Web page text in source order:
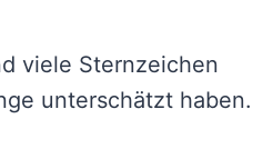
viele Sternzeichen
unterschätzt haben.